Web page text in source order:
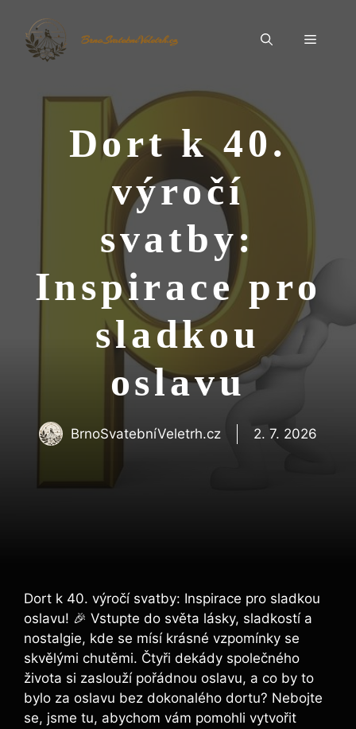
obsah
BrnoSvatebníVeletrh.cz Menu
Dort k 40.
výročí
svatby:
Inspirace pro
sladkou
oslavu
BrnoSvatebníVeletrh.cz 2. 7. 2026
Dort k 40. výročí svatby: Inspirace pro sladkou
oslavu! 🎉 Vstupte do světa lásky, sladkostí a
nostalgie, kde se mísí krásné vzpomínky se
skvělými chutěmi. Čtyři dekády společného
života si zaslouží pořádnou oslavu, a co by to
bylo za oslavu bez dokonalého dortu? Nebojte
se, jsme tu, abychom vám pomohli vytvořit